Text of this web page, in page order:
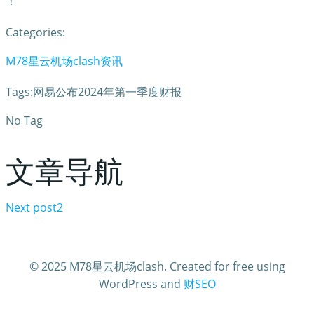
Categories:
M78星云机场clash资讯
Tags:网易公布2024年第一季度财报
No Tag
文章导航
Next post2
© 2025 M78星云机场clash. Created for free using
WordPress and 财SEO